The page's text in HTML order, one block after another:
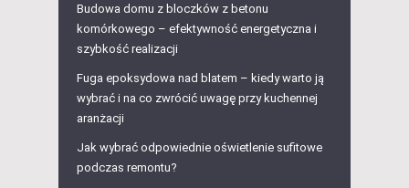
Budowa domu z bloczków z betonu
komórkowego – efektywność energetyczna i
szybkość realizacji
Fuga epoksydowa nad blatem – kiedy warto ją
wybrać i na co zwrócić uwagę przy kuchennej
aranżacji
Jak wybrać odpowiednie oświetlenie sufitowe
podczas remontu?